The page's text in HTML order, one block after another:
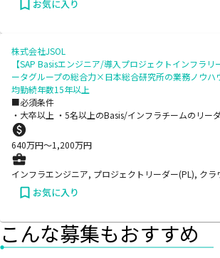
お気に入り
株式会社JSOL
【SAP Basisエンジニア/導入プロジェクトインフラ
ータグループの総合力×日本総合研究所の業務ノウハ
均勤続年数15年以上
■必須条件
・大卒以上 ・5名以上のBasis/インフラチームのリー
640万円〜1,200万円
インフラエンジニア, プロジェクトリーダー(PL), クラ
お気に入り
こんな募集もおすすめ